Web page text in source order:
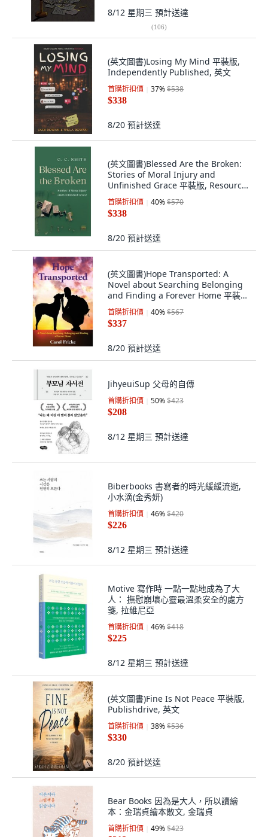
8/12 星期三 預計送達
(106)
(英文圖書)Losing My Mind 平裝版,
Independently Published, 英文
首購折扣價 37%$538
$338
8/20 預計送達
(英文圖書)Blessed Are the Broken:
Stories of Moral Injury and
Unfinished Grace 平裝版, Resource
Publications (CA), 英文
首購折扣價 40%$570
$338
8/20 預計送達
(英文圖書)Hope Transported: A
Novel about Searching Belonging
and Finding a Forever Home 平裝
版, Joshua Tree Publishing, 英文
首購折扣價 40%$567
$337
8/20 預計送達
JihyeuiSup 父母的自傳
首購折扣價 50%$423
$208
8/12 星期三 預計送達
Biberbooks 書寫者的時光緩緩流逝,
小水滴(金秀妍)
首購折扣價 46%$420
$226
8/12 星期三 預計送達
Motive 寫作時 一點一點地成為了大
人： 撫慰崩壞心靈最溫柔安全的處方
箋, 拉維尼亞
首購折扣價 46%$418
$225
8/12 星期三 預計送達
(英文圖書)Fine Is Not Peace 平裝版,
Publishdrive, 英文
首購折扣價 38%$536
$330
8/20 預計送達
Bear Books 因為是大人，所以讀繪
本：金瑞貞繪本散文, 金瑞貞
首購折扣價 49%$423